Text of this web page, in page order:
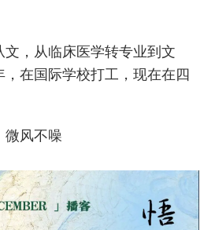
文，从临床医学转专业到文
在国际学校打工，现在在四
微风不噪